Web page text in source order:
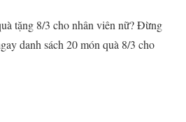
tặng 8/3 cho nhân viên nữ? Đừng
danh sách 20 món quà 8/3 cho